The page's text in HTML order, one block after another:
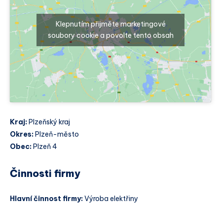
Klepnutím přijměte marketingové
soubory cookie a povolte tento obsah
Kraj: Plzeňský kraj
Okres: Plzeň-město
Obec: Plzeň 4
Činnosti firmy
Hlavní činnost firmy:Výroba elektřiny